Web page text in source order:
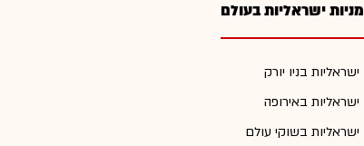
מניות ישראליות בעולם
ישראליות בניו יורק
ישראליות באירופה
ישראליות בשוקי עולם